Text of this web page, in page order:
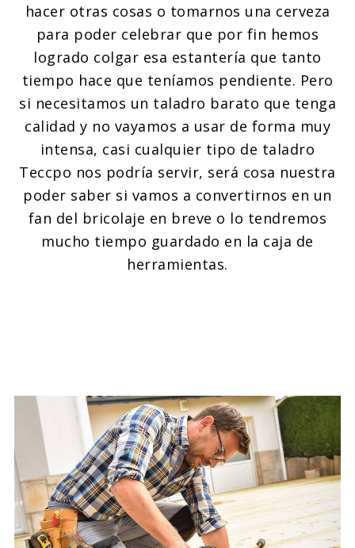
hacer otras cosas o tomarnos una cerveza
para poder celebrar que por fin hemos
logrado colgar esa estantería que tanto
tiempo hace que teníamos pendiente. Pero
si necesitamos un taladro barato que tenga
calidad y no vayamos a usar de forma muy
intensa, casi cualquier tipo de taladro
Teccpo nos podría servir, será cosa nuestra
poder saber si vamos a convertirnos en un
fan del bricolaje en breve o lo tendremos
mucho tiempo guardado en la caja de
herramientas.